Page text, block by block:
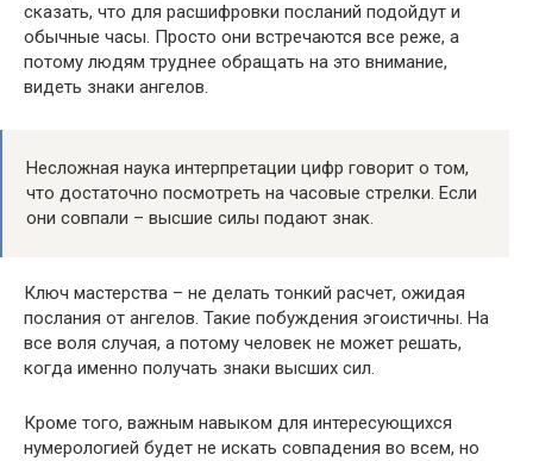
сказать, что для расшифровки посланий подойдут и
обычные часы. Просто они встречаются все реже, а
потому людям труднее обращать на это внимание,
видеть знаки ангелов.
Несложная наука интерпретации цифр говорит о том,
что достаточно посмотреть на часовые стрелки. Если
они совпали – высшие силы подают знак.
Ключ мастерства – не делать тонкий расчет, ожидая
послания от ангелов. Такие побуждения эгоистичны. На
все воля случая, а потому человек не может решать,
когда именно получать знаки высших сил.
Кроме того, важным навыком для интересующихся
нумерологией будет не искать совпадения во всем, но